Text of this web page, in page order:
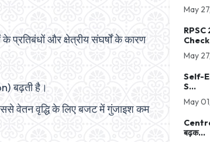
और क्षेत्रीय संघर्षों के कारण
बढ़ती है।
वेतन वृद्धि के लिए बजट में गुंजाइश कम
May
May
Self-
S...
May
बढ़क...